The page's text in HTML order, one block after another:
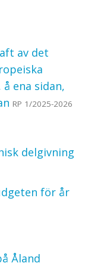
av det
ena sidan,
RP 1/2025-2026
delgivning
för år
Åland